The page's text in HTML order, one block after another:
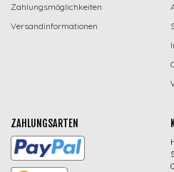
Zahlungsmöglichkeiten
Versandinformationen
ZAHLUNGSARTEN